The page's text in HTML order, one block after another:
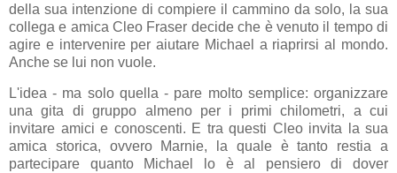
della sua intenzione di compiere il cammino da solo, la sua
collega e amica Cleo Fraser decide che è venuto il tempo di
agire e intervenire per aiutare Michael a riaprirsi al mondo.
Anche se lui non vuole.
L'idea - ma solo quella - pare molto semplice: organizzare
una gita di gruppo almeno per i primi chilometri, a cui
invitare amici e conoscenti. E tra questi Cleo invita la sua
amica storica, ovvero Marnie, la quale è tanto restia a
partecipare quanto Michael lo è al pensiero di dover